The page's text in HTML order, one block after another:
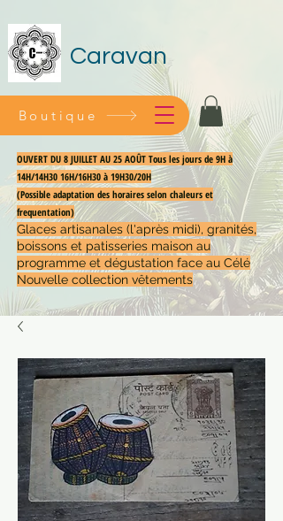
Caravan
OUVERT DU 8 JUILLET AU 25 AOÛT Tous les jours de 9H à
14H/14H30 16H/16H30 à 19H30/20H
(Possible adaptation des horaires selon chaleurs et
frequentation)
Glaces artisanales (l'après midi), granités,
boissons et patisseries maison au
programme et dégustation face au Célé
Nouvelle collection vêtements
Boutique